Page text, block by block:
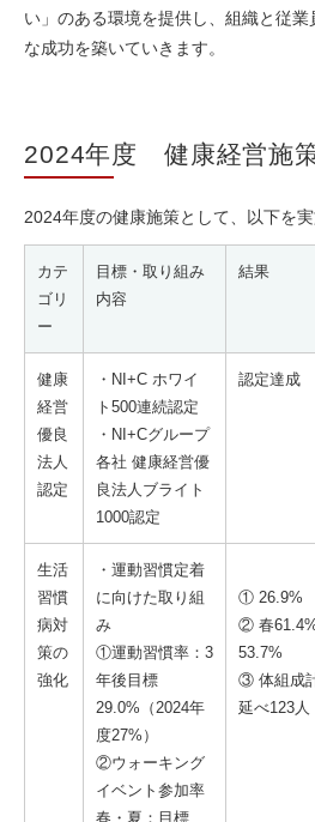
い」のある環境を提供し、組織と従
な成功を築いていきます。
2024年度 健康経営施
2024年度の健康施策として、以下を実
カテ
ゴリ
ー
目標・取り組み
内容
結果
健康
経営
優良
法人
認定
・NI+C ホワイ
ト500連続認定
・NI+Cグループ
各社 健康経営優
良法人ブライト
1000認定
認定達成
生活
習慣
病対
策の
強化
・運動習慣定着
に向けた取り組
み
①運動習慣率：3
年後目標
29.0%（2024年
度27%）
②ウォーキング
イベント参加率
春・夏：目標
① 26.9%
② 春
53.7%
③ 体組成
延べ123人